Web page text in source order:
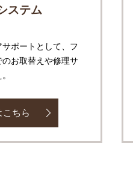
ステム
ポートとして、フ
お取替えや修理サ
ちら